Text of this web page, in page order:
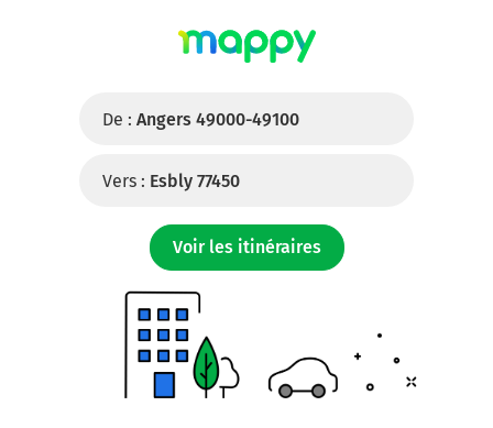
De : Angers 49000-49100
Vers : Esbly 77450
Voir les itinéraires